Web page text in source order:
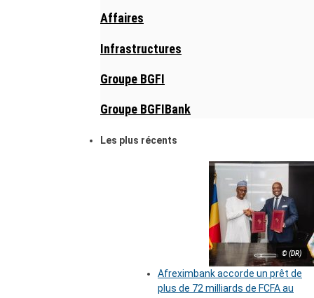
Affaires
Infrastructures
Groupe BGFI
Groupe BGFIBank
Les plus récents
© (DR)
Afreximbank accorde un prêt de
plus de 72 milliards de FCFA au